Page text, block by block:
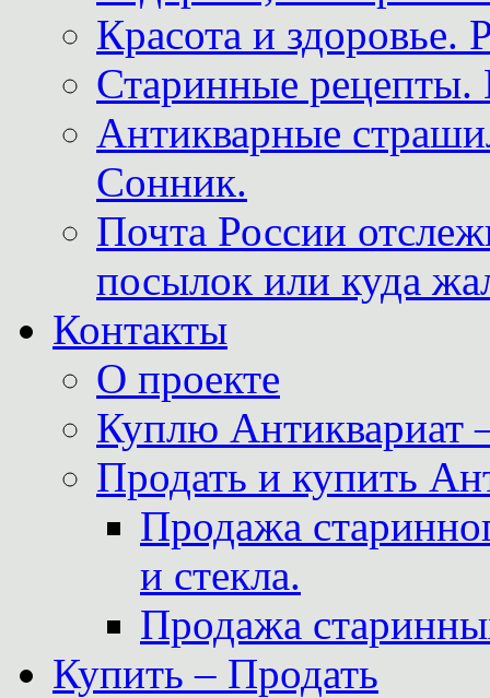
Красота и здоровье.
Старинные рецепты.
Антикварные
Сонник.
Почта России
посылок или куда
Контакты
О проекте
Куплю Антиквариат
Продать и купить
Продажа
и стекла.
Продажа
Купить – Продать